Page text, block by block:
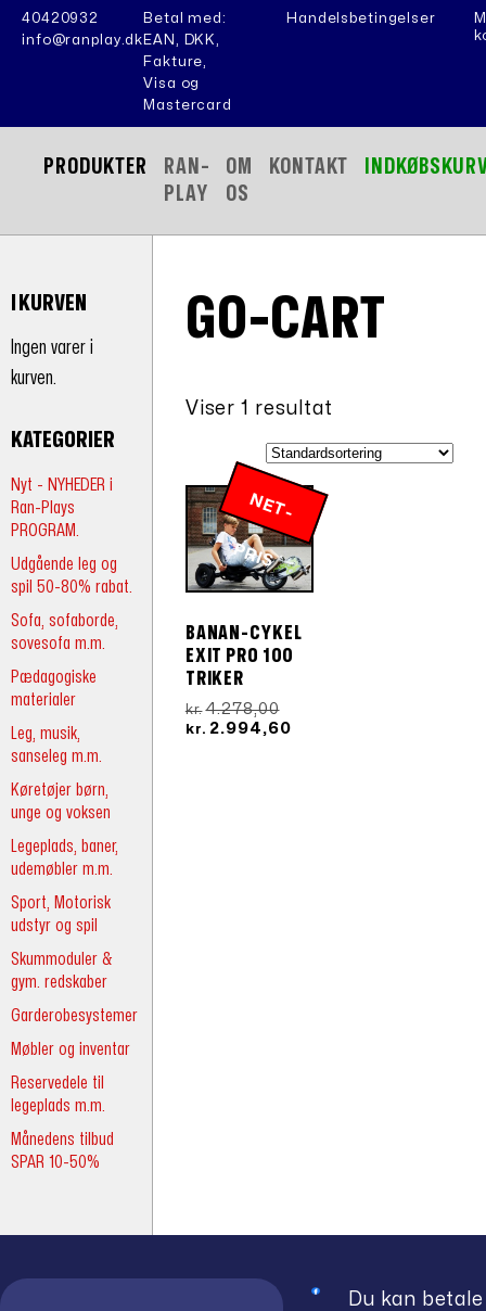
40420932
info@ranplay.dk
Betal med:
EAN, DKK,
Fakture,
Visa og
Mastercard
Handelsbetingelser
PRODUKTER
RAN-
PLAY
OM
OS
KONTAKT
I KURVEN
Ingen varer i
kurven.
KATEGORIER
Nyt - NYHEDER i
Ran-Plays
PROGRAM.
Udgående leg og
spil 50-80% rabat.
Sofa, sofaborde,
sovesofa m.m.
Pædagogiske
materialer
Leg, musik,
sanseleg m.m.
Køretøjer børn,
unge og voksen
Legeplads, baner,
udemøbler m.m.
Sport, Motorisk
udstyr og spil
Skummoduler &
gym. redskaber
Garderobesystemer
Møbler og inventar
Reservedele til
legeplads m.m.
Månedens tilbud
SPAR 10-50%
GO-CART
Viser 1 resultat
N
E
T
-
P
R
IS
BANAN-CYKEL
EXIT PRO 100
TRIKER
kr. 4.278,00Den
oprindelige
kr. 2.994,60Den
Du kan betale